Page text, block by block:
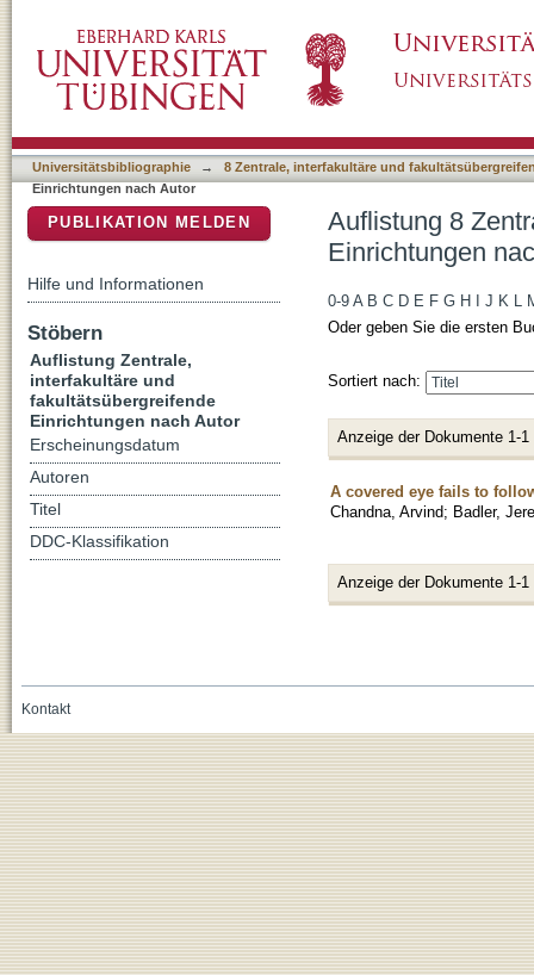
Jeremy"
Universitätsbibliographie →
8 Zentrale, interfakultäre und
Einrichtungen nach Autor
Auflistung 8
Einrichtungen
0-9 A B C D E F G H J K L
Oder geben Sie die ersten
Sortiert nach:
Anzeige der Dokumente 1-1
A covered eye fails to
Chandna, Arvind; Badler,
Anzeige der Dokumente 1-1
PUBLIKATION MELDEN
Hilfe und Informationen
Stöbern
Auflistung Zentrale,
interfakultäre und
fakultätsübergreifende
Einrichtungen nach Autor
Erscheinungsdatum
Autoren
Titel
DDC-Klassifikation
Kontakt